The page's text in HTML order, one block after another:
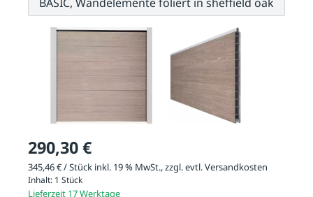
290,30 €
345,46 € / Stück inkl. 19 % MwSt., zzgl. evtl.Versandkosten
Inhalt: 1 Stück
Lieferzeit 17 Werktage